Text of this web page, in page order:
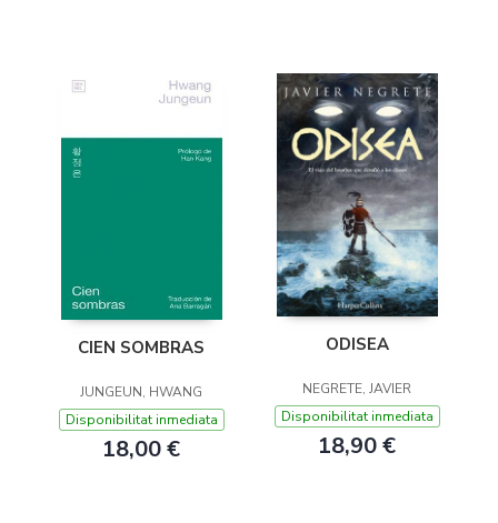
CIEN SOMBRAS
JUNGEUN, HWANG
Disponibilitat inmediata
18,00 €
ODISEA
NEGRETE, JAVIER
Disponibilitat inmediata
18,90 €